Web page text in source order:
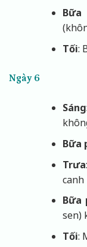
Bữa
Tối:
Ngày 6
Sáng
Bữa
Trưa
Bữa
sen)
Tối: